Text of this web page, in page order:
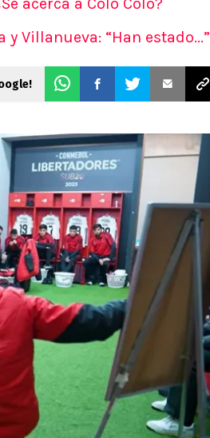
Villanueva: “Han estado...”